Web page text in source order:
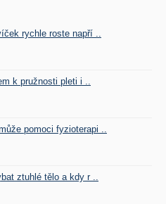
rychle roste napří ..
k pružnosti pleti i ..
pomoci fyzioterapi ..
ztuhlé tělo a kdy r ..